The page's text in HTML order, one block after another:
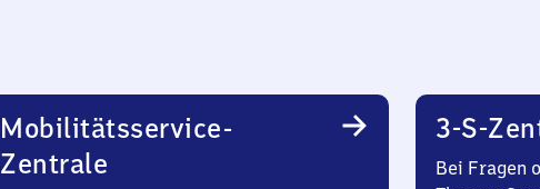
Mobilitätsservice-
Zentrale
3-S-
Bei Fragen